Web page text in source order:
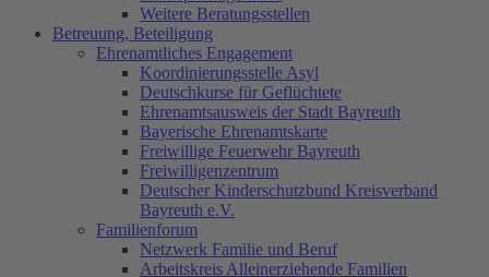
Weitere Beratungsstellen
Betreuung, Beteiligung
Ehrenamtliches Engagement
Koordinierungsstelle Asyl
Deutschkurse für Geflüchtete
Ehrenamtsausweis der Stadt Bayreuth
Bayerische Ehrenamtskarte
Freiwillige Feuerwehr Bayreuth
Freiwilligenzentrum
Deutscher Kinderschutzbund Kreisverband
Bayreuth e.V.
Familienforum
Netzwerk Familie und Beruf
Arbeitskreis Alleinerziehende Familien